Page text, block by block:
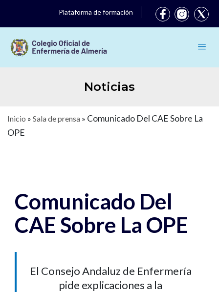
Plataforma de formación
Noticias
Inicio » Sala de prensa » Comunicado Del CAE Sobre La
OPE
Comunicado Del
CAE Sobre La OPE
El Consejo Andaluz de Enfermería
pide explicaciones a la